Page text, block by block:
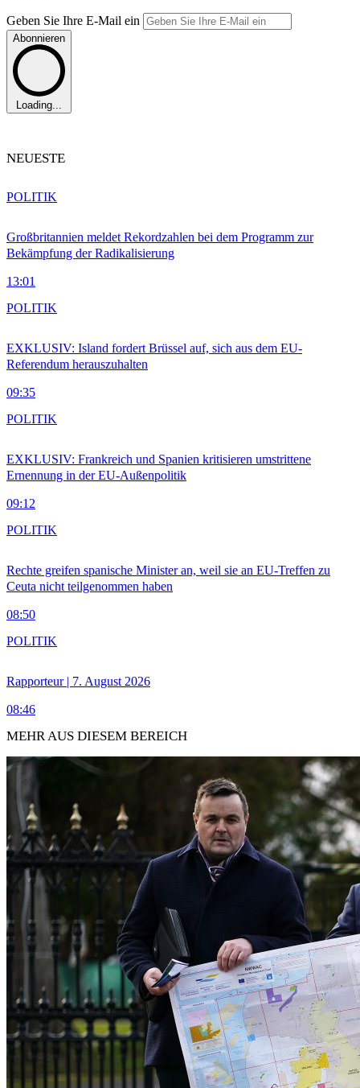
Geben Sie Ihre E-Mail ein
Abonnieren
Loading...
NEUESTE
Großbritannien meldet Rekordzahlen bei dem Programm zur
Bekämpfung der Radikalisierung
13:01
POLITIK
EXKLUSIV: Island fordert Brüssel auf, sich aus dem EU-
Referendum herauszuhalten
09:35
POLITIK
EXKLUSIV: Frankreich und Spanien kritisieren umstrittene
Ernennung in der EU-Außenpolitik
09:12
POLITIK
Rechte greifen spanische Minister an, weil sie an EU-Treffen zu
Ceuta nicht teilgenommen haben
08:50
POLITIK
Rapporteur | 7. August 2026
08:46
POLITIK
MEHR AUS DIESEM BEREICH